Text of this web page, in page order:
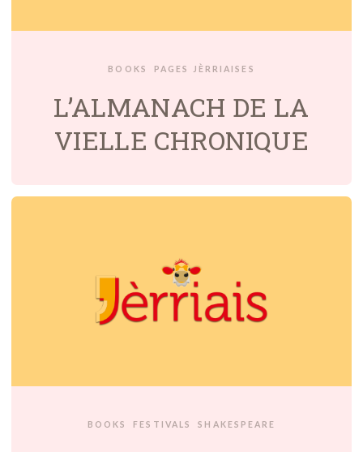
BOOKS PAGES JÈRRIAISES
L’ALMANACH DE LA
VIELLE CHRONIQUE
BOOKS FESTIVALS SHAKESPEARE